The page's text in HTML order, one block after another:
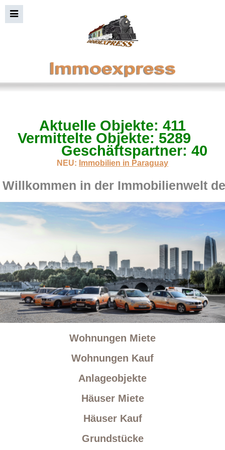
Immobiliensuche+Bild
Aktuelle Objekte: 411
Vermittelte Objekte: 5289
Geschäftspartner: 40
NEU: Immobilien in Paraguay
Willkommen in der Immobilienwelt
Wohnungen Miete
Wohnungen Kauf
Anlageobjekte
Häuser Miete
Häuser Kauf
Grundstücke